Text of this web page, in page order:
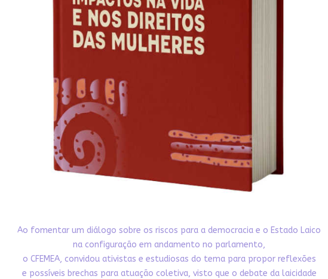
Ao fomentar um diálogo sobre os riscos para a democracia e o Estado Laico
na configuração em andamento no parlamento,
o CFEMEA, convidou ativistas e estudiosas do tema para propor reflexões
e possíveis brechas para atuação coletiva, visto que o debate da laicidade